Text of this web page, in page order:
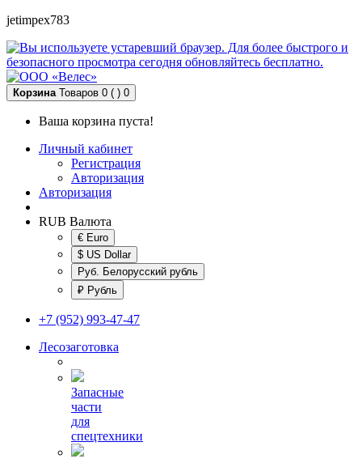
jetimpex783
Корзина Товаров 0 ( ) 0
Ваша корзина пуста!
Личный кабинет
Регистрация
Авторизация
Авторизация
RUB Валюта
€ Euro
$ US Dollar
Руб. Белорусский рубль
₽ Рубль
+7 (952) 993-47-47
Лесозаготовка
Запасные
части
для
спецтехники